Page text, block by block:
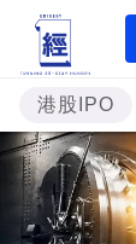
港股IPO